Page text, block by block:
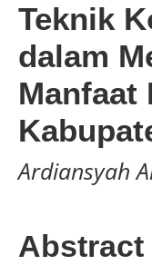
Teknik
dalam
Manfaat
Ardiansyah
Abstract